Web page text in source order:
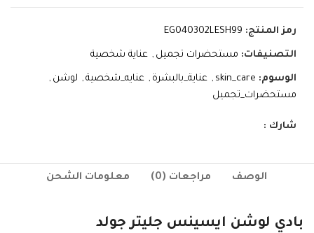
رمز المنتج: EG040302LESH99
التصنيفات: مستحضرات تجميل , عناية شخصية
الوسوم: skin_care
, عناية_بالبشرة , عنايه_شخصية , لوشن ,
مستحضرات_تجميل
شارك :
الوصف مراجعات (0) معلومات الشحن
بادي لوشن ايسينس جليتر جولد